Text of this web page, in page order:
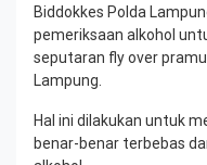
Biddokkes Polda
pemeriksaan alkohol
seputaran fly over
Lampung.
Hal ini dilakukan untuk
benar-benar terbebas